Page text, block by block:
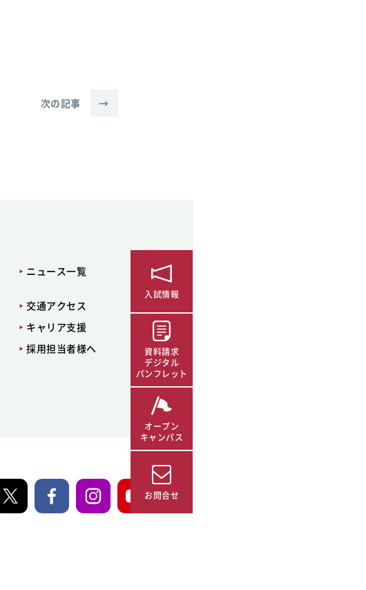
次の記事 →
ニュース一覧
交通アクセス
キャリア支援
採用担当者様へ
入試情報
資料請求
デジタル
パンフレット
オープン
キャンパス
お問合せ